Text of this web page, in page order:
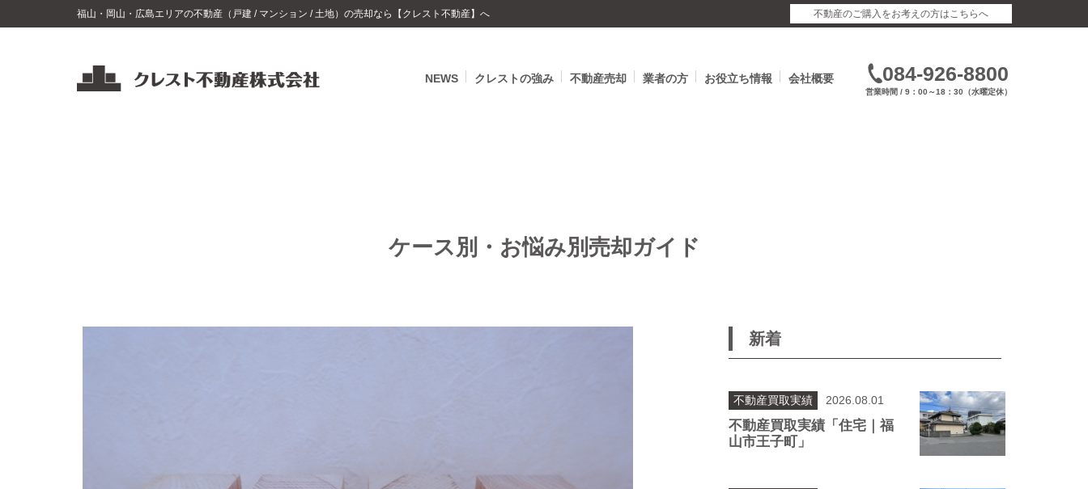
ン
福山・岡山・広島エリアの不動産（戸建 / マンション / 土地）の売却なら【クレスト不動産】へ 不動産のご購入をお考えの方はこちらへ
NEWS クレストの強み 不動産売却 業者の方 お役立ち情報 会社概要 084-926-8800
営業時間 / 9：00～18：30（水曜定休）
ケース別・お悩み別売却ガイド
新着
不動産買取実績 2026.08.01
不動産買取実績「住宅｜福
山市王子町」